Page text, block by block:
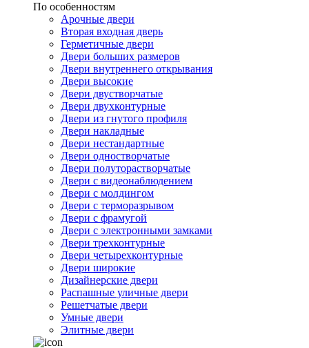
По особенностям
Арочные двери
Вторая входная дверь
Герметичные двери
Двери больших размеров
Двери внутреннего открывания
Двери высокие
Двери двустворчатые
Двери двухконтурные
Двери из гнутого профиля
Двери накладные
Двери нестандартные
Двери одностворчатые
Двери полуторастворчатые
Двери с видеонаблюдением
Двери с молдингом
Двери с терморазрывом
Двери с фрамугой
Двери с электронными замками
Двери трехконтурные
Двери четырехконтурные
Двери широкие
Дизайнерские двери
Распашные уличные двери
Решетчатые двери
Умные двери
Элитные двери